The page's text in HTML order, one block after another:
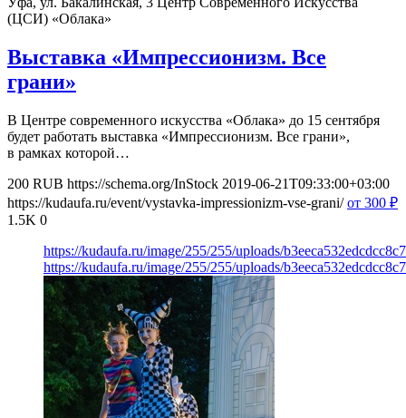
(ЦСИ) «Облака»
Выставка «Импрессионизм. Все
грани»
В Центре современного искусства «Облака» до 15 сентября
будет работать выставка «Импрессионизм. Все грани»,
в рамках которой…
200 RUB https://schema.org/InStock 2019-06-21T09:33:00+03:00
https://kudaufa.ru/event/vystavka-impressionizm-vse-grani/ от 300 ₽
1.5K 0
https://kudaufa.ru/image/255/255/uploads/
https://kudaufa.ru/image/255/255/uploads/